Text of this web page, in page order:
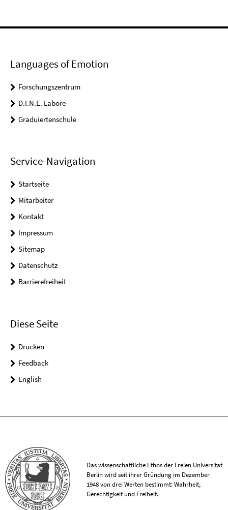
Languages of Emotion
Forschungszentrum
D.I.N.E. Labore
Graduiertenschule
Service-Navigation
Startseite
Mitarbeiter
Kontakt
Impressum
Sitemap
Datenschutz
Barrierefreiheit
Diese Seite
Drucken
Feedback
English
Das wissenschaftliche Ethos der Freien Universität
Berlin wird seit ihrer Gründung im Dezember
1948 von drei Werten bestimmt: Wahrheit,
Gerechtigkeit und Freiheit.